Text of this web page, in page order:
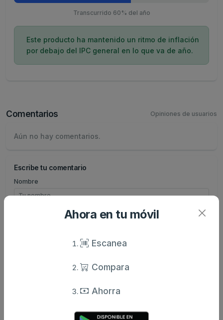
Transcurrido 60% del año
Este producto ha mantenido un ritmo de inflación
por debajo del IPC general en lo que va de año.
Comentarios Opiniones de usuarios
Aún no hay comentarios.
Escribe tu comentario
Nombre
Ahora en tu móvil
Escanea
Compara
Ahorra